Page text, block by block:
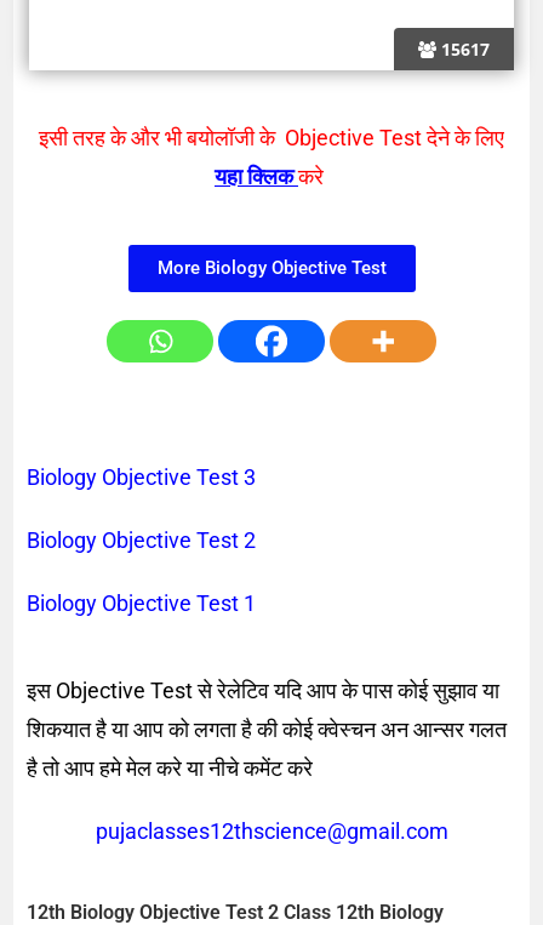
15617
इसी तरह के और भी बयोलॉजी के Objective Test देने के लिए
यहा क्लिककरे
More Biology Objective Test
Biology Objective Test 3
Biology Objective Test 2
Biology Objective Test 1
इस Objective Test से रेलेटिव यदि आप के पास कोई सुझाव या
शिकयात है या आप को लगता है की कोई क्वेस्चन अन आन्सर गलत
है तो आप हमे मेल करे या नीचे कमेंट करे
pujaclasses12thscience@gmail.com
12th Biology Objective Test 2 Class 12th Biology